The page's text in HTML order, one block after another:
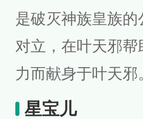
是破灭神族皇族
对立，在叶天邪
力而献身于叶天邪
星宝儿